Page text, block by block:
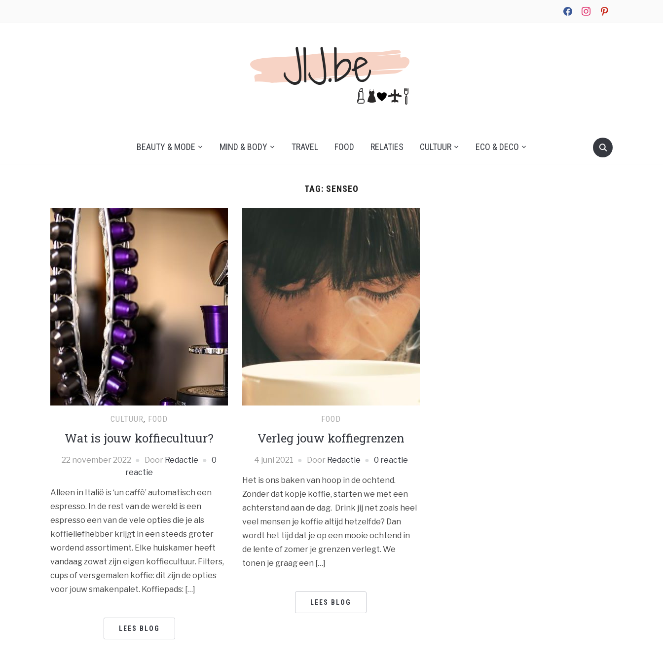
facebookinstagrampinterest
BEAUTY & MODE MIND & BODY TRAVEL FOOD RELATIES CULTUUR ECO & DECO
TAG: SENSEO
CULTUUR, FOOD
Wat is jouw koffiecultuur?
22 november 2022 Door Redactie
0
reactie
Alleen in Italië is ‘un caffè’ automatisch een
espresso. In de rest van de wereld is een
espresso een van de vele opties die je als
koffieliefhebber krijgt in een steeds groter
wordend assortiment. Elke huiskamer heeft
vandaag zowat zijn eigen koffiecultuur. Filters,
cups of versgemalen koffie: dit zijn de opties
voor jouw smakenpalet. Koffiepads: […]
LEES BLOG
FOOD
Verleg jouw koffiegrenzen
4 juni 2021 Door Redactie 0 reactie
Het is ons baken van hoop in de ochtend.
Zonder dat kopje koffie, starten we met een
achterstand aan de dag. Drink jij net zoals heel
veel mensen je koffie altijd hetzelfde? Dan
wordt het tijd dat je op een mooie ochtend in
de lente of zomer je grenzen verlegt. We
tonen je graag een […]
LEES BLOG